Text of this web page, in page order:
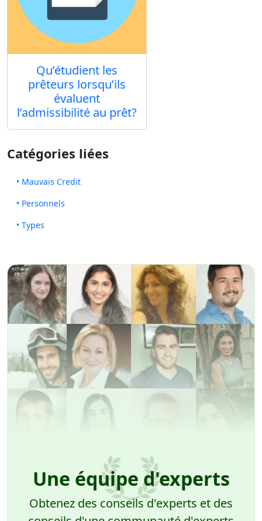
Qu’étudient les
prêteurs lorsqu’ils
évaluent
l’admissibilité au prêt?
Catégories liées
• Mauvais Credit
• Personnels
• Types
Une équipe d'experts
Obtenez des conseils d'experts et des